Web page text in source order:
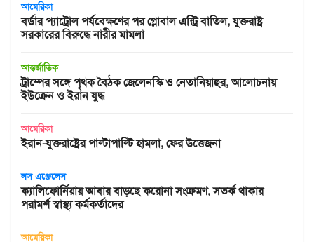
আমেরিকা
বর্ডার প্যাট্রোল পর্যবেক্ষণের পর গ্লোবাল এন্ট্রি বাতিল, যুক্তরাষ্ট্র
সরকারের বিরুদ্ধে নারীর মামলা
আন্তর্জাতিক
ট্রাম্পের সঙ্গে পৃথক বৈঠক জেলেনস্কি ও নেতানিয়াহুর, আলোচনায়
ইউক্রেন ও ইরান যুদ্ধ
আমেরিকা
ইরান-যুক্তরাষ্ট্রের পাল্টাপাল্টি হামলা, ফের উত্তেজনা
লস এঞ্জেলেস
ক্যালিফোর্নিয়ায় আবার বাড়ছে করোনা সংক্রমণ, সতর্ক থাকার
পরামর্শ স্বাস্থ্য কর্মকর্তাদের
আমেরিকা